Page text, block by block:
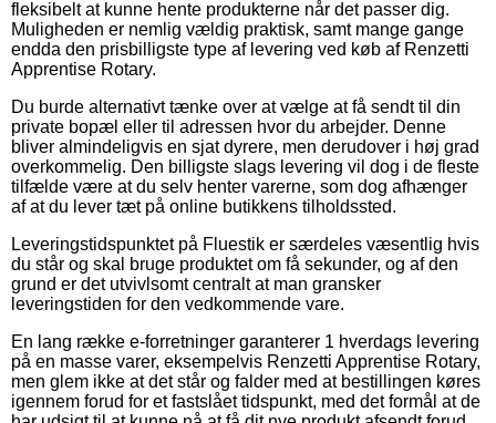
fleksibelt at kunne hente produkterne når det passer dig.
Muligheden er nemlig vældig praktisk, samt mange gange
endda den prisbilligste type af levering ved køb af Renzetti
Apprentise Rotary.
Du burde alternativt tænke over at vælge at få sendt til din
private bopæl eller til adressen hvor du arbejder. Denne
bliver almindeligvis en sjat dyrere, men derudover i høj grad
overkommelig. Den billigste slags levering vil dog i de fleste
tilfælde være at du selv henter varerne, som dog afhænger
af at du lever tæt på online butikkens tilholdssted.
Leveringstidspunktet på Fluestik er særdeles væsentlig hvis
du står og skal bruge produktet om få sekunder, og af den
grund er det utvivlsomt centralt at man gransker
leveringstiden for den vedkommende vare.
En lang række e-forretninger garanterer 1 hverdags levering
på en masse varer, eksempelvis Renzetti Apprentise Rotary,
men glem ikke at det står og falder med at bestillingen køres
igennem forud for et fastslået tidspunkt, med det formål at de